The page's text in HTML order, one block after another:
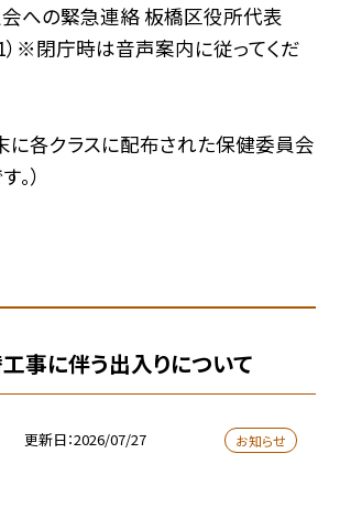
への緊急連絡 板橋区役所代表
）※閉庁時は音声案内に従ってくだ
に各クラスに配布された保健委員会
）
事に伴う出入りについて
更新日 2026/07/27 お知らせ